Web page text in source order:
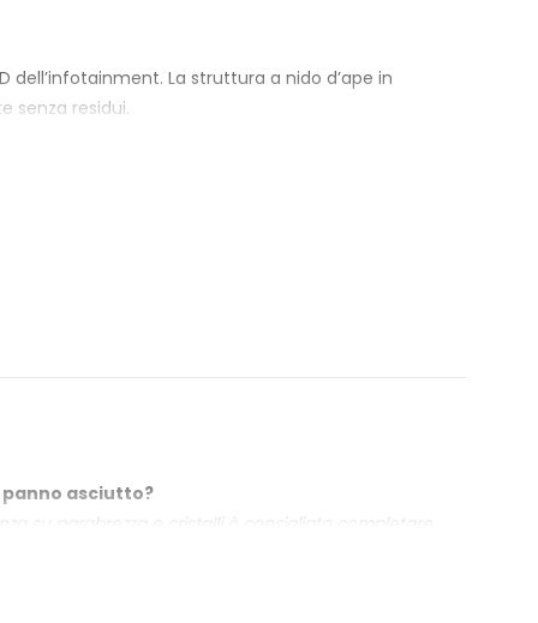
La struttura a nido d’ape in
senza residui.
Rilasciano un gradevole profumo di pulito e
asciutto?
su parabrezza e cristalli è consigliato completare
segni?